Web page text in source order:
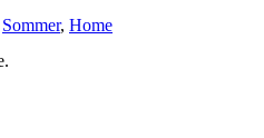
Sommer, Home